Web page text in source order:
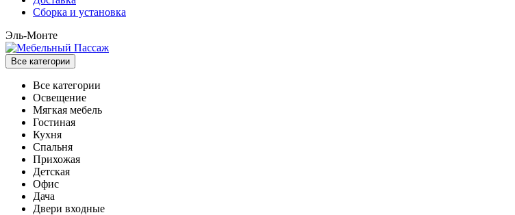
Сборка и установка
Эль-Монте
Все категории
Все категории
Освещение
Мягкая мебель
Гостиная
Кухня
Спальня
Прихожая
Детская
Офис
Дача
Двери входные